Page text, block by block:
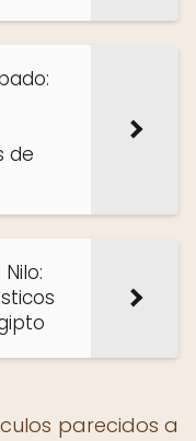
de
parecidos a